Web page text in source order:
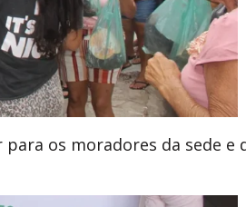
os moradores da sede e